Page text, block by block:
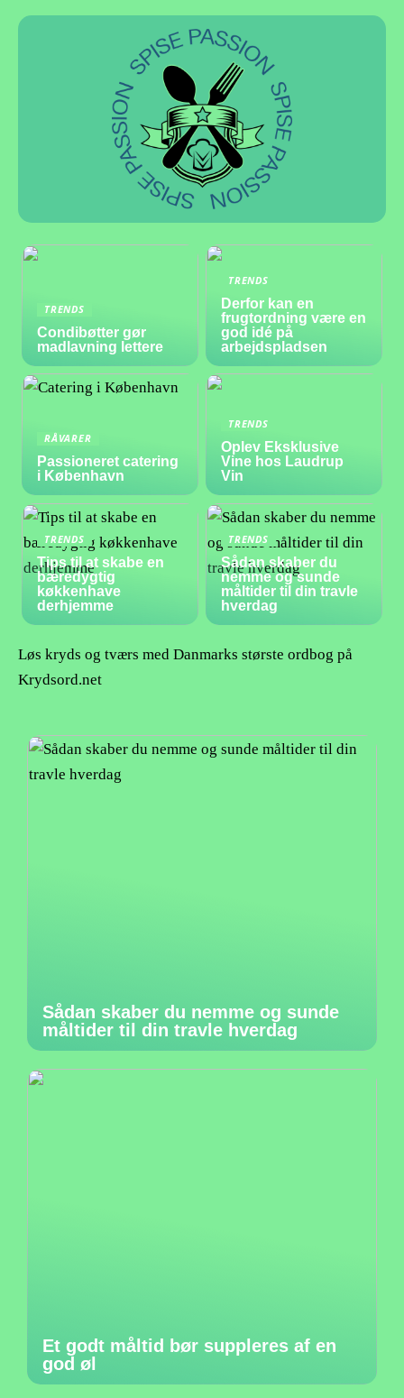
TRENDS
Condibøtter gør
madlavning lettere
TRENDS
Derfor kan en
frugtordning være en
god idé på
arbejdspladsen
RÅVARER
Passioneret catering
i København
TRENDS
Oplev Eksklusive
Vine hos Laudrup
Vin
TRENDS
Tips til at skabe en
bæredygtig
køkkenhave
derhjemme
TRENDS
Sådan skaber du
nemme og sunde
måltider til din travle
hverdag
Løs kryds og tværs med Danmarks største ordbog på
Krydsord.net
Sådan skaber du nemme og sunde
måltider til din travle hverdag
Et godt måltid bør suppleres af en
god øl